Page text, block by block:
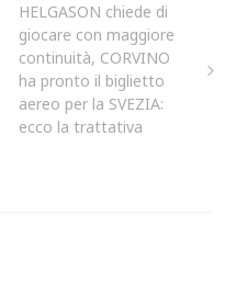
HELGASON chiede di
giocare con maggiore
continuità, CORVINO
ha pronto il biglietto
aereo per la SVEZIA:
ecco la trattativa